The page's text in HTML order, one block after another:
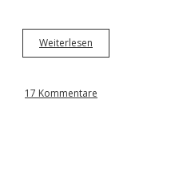
Weiterlesen
l
H
17 Kommentare